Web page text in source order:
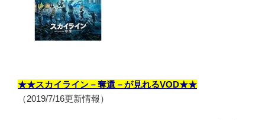
★★スカイライン－奪還－が見れるVOD★★
（2019/7/16更新情報）